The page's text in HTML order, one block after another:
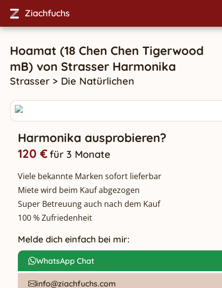
Ziachfuchs
Hoamat (18 Chen Chen Tigerwood
mB) von Strasser Harmonika
Strasser > Die Natürlichen
Harmonika ausprobieren?
120 €für 3 Monate
Viele bekannte Marken sofort lieferbar
Miete wird beim Kauf abgezogen
Super Betreuung auch nach dem Kauf
100 % Zufriedenheit
Melde dich einfach bei mir:
WhatsApp Chat
info@ziachfuchs.com